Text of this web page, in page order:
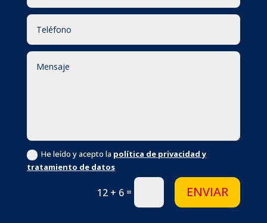
He leído y acepto la política de privacidad y
tratamiento de datos
12 + 6 = ENVIAR